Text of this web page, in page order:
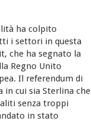
ha colpito
i settori in questa
che ha segnato la
Regno Unito
Il referendum di
in cui sia Sterlina che
senza troppi
in stato